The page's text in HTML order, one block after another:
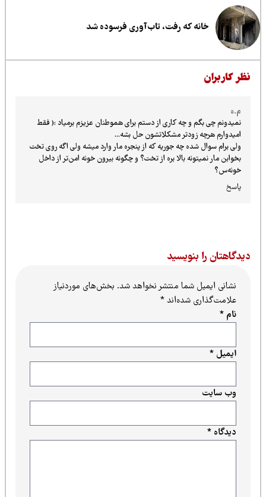
خانه که رفت، تاب‌آوری فرسوده شد
کاربران
نمیدونم چی بگم و چه کاری از دستم برای هموطنان عزیزم برمیاد :( فقط
امیدوارم هرچه زودتر مشکلاتشون حل بشه...
ولی برام سوال شده چه جوریه که از پنجره مار وارد میشه ولی اگه روی تخت
بخوابن مار نمیتونه بالا بره از تخت؟ و چگونه بیرون خونه امن‌تر از داخل
خونه‌س؟
را بنویسید
نشانی ایمیل شما منتشر نخواهد شد.بخش‌های موردنیاز
علامت‌گذاری شده‌اند*
دیدگاه*
ایمیل*
وب‌ سایت